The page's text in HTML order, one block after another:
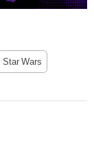
Star Wars